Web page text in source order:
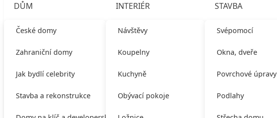
DŮM
České domy
Zahraniční domy
Jak bydlí celebrity
Stavba a rekonstrukce
INTERIÉR
Návštěvy
Koupelny
Kuchyně
Obývací pokoje
STAVBA
Svépomocí
Okna, dveře
Povrchové úpravy
Podlahy